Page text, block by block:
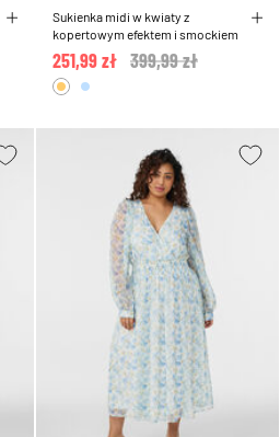
Sukienka midi w kwiaty z
kopertowym efektem i smockiem
Price reduced from
399,99 zł
251,99 zł